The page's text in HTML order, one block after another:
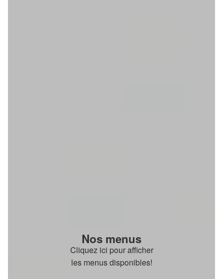
Nos menus
Cliquez ici pour afficher
les menus disponibles!